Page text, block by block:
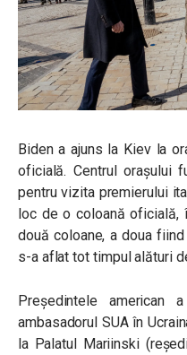
Biden a ajuns la Kiev la
oficială. Centrul orașului
pentru vizita premierului
loc de o coloană oficială,
două coloane, a doua
s-a aflat tot timpul alături
Președintele
ambasadorul SUA în
la Palatul Mariinski